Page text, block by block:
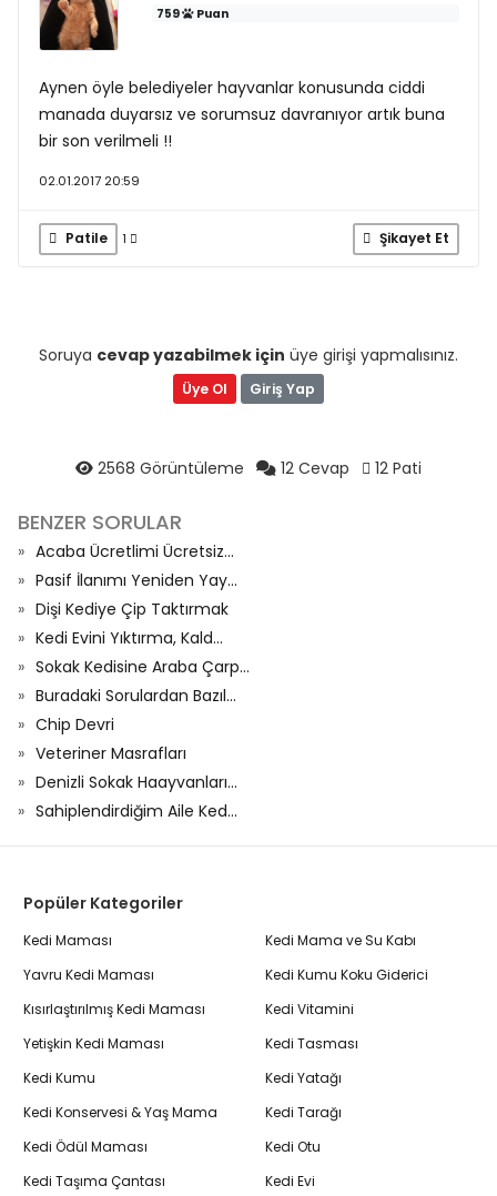
759 Puan
Aynen öyle belediyeler hayvanlar konusunda ciddi
manada duyarsız ve sorumsuz davranıyor artık buna
bir son verilmeli !!
02.01.2017 20:59
Patile 1 Şikayet Et
Soruya cevap yazabilmek için üye girişi yapmalısınız.
Üye Ol Giriş Yap
2568 Görüntüleme 12 Cevap 12 Pati
BENZER SORULAR
Acaba Ücretlimi Ücretsiz...
Pasif İlanımı Yeniden Yay...
Dişi Kediye Çip Taktırmak
Kedi Evini Yıktırma, Kald...
Sokak Kedisine Araba Çarp...
Buradaki Sorulardan Bazıl...
Chip Devri
Veteriner Masrafları
Denizli Sokak Haayvanları...
Sahiplendirdiğim Aile Ked...
Popüler Kategoriler
Kedi Maması
Yavru Kedi Maması
Kısırlaştırılmış Kedi Maması
Yetişkin Kedi Maması
Kedi Kumu
Kedi Konservesi & Yaş Mama
Kedi Ödül Maması
Kedi Taşıma Çantası
Kedi Mama ve Su Kabı
Kedi Kumu Koku Giderici
Kedi Vitamini
Kedi Tasması
Kedi Yatağı
Kedi Tarağı
Kedi Otu
Kedi Evi